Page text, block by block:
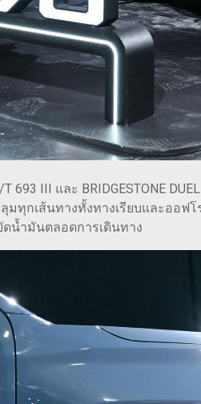
III และ BRIDGESTONE
ลุมทุกเส้นทางทั้งทางเรียบและอ
น้ำมันตลอดการเดินทาง